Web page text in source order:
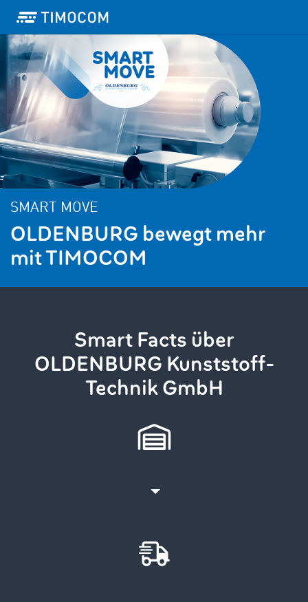
SMART MOVE
OLDENBURG bewegt mehr
mit TIMOCOM
Smart Facts über
OLDENBURG Kunststoff-
Technik GmbH